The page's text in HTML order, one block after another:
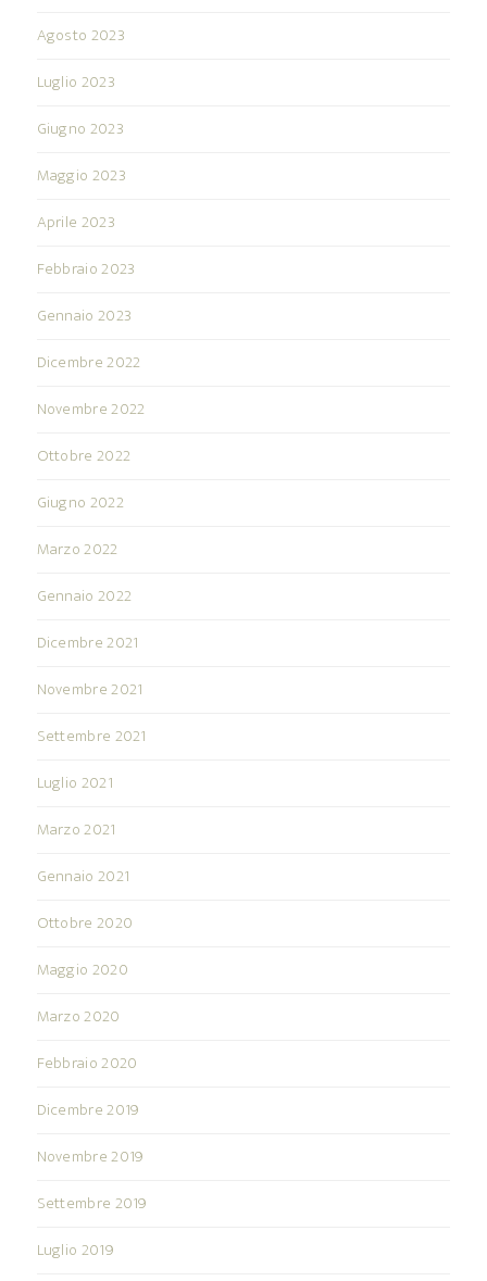
Agosto 2023
Luglio 2023
Giugno 2023
Maggio 2023
Aprile 2023
Febbraio 2023
Gennaio 2023
Dicembre 2022
Novembre 2022
Ottobre 2022
Giugno 2022
Marzo 2022
Gennaio 2022
Dicembre 2021
Novembre 2021
Settembre 2021
Luglio 2021
Marzo 2021
Gennaio 2021
Ottobre 2020
Maggio 2020
Marzo 2020
Febbraio 2020
Dicembre 2019
Novembre 2019
Settembre 2019
Luglio 2019